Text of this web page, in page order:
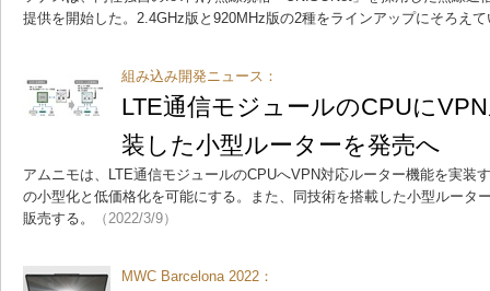
提供を開始した。2.4GHz版と920MHz版の2種をラインアップにそろえ
組み込み開発ニュース：
LTE通信モジュールのCPUに
装した小型ルーターを発売へ
アムニモは、LTE通信モジュールのCPUへVPN対応ルーター機能を実装
の小型化と低価格化を可能にする。また、同技術を搭載した小型ルータ
販売する。
（2022/3/9）
MWC Barcelona 2022：